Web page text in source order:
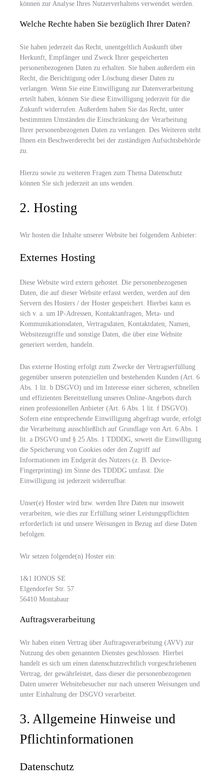
können zur Analyse Ihres Nutzerverhaltens verwendet werden.
Welche Rechte haben Sie bezüglich Ihrer Daten?
Sie haben jederzeit das Recht, unentgeltlich Auskunft über
Herkunft, Empfänger und Zweck Ihrer gespeicherten
personenbezogenen Daten zu erhalten. Sie haben außerdem ein
Recht, die Berichtigung oder Löschung dieser Daten zu
verlangen. Wenn Sie eine Einwilligung zur Datenverarbeitung
erteilt haben, können Sie diese Einwilligung jederzeit für die
Zukunft widerrufen. Außerdem haben Sie das Recht, unter
bestimmten Umständen die Einschränkung der Verarbeitung
Ihrer personenbezogenen Daten zu verlangen. Des Weiteren steht
Ihnen ein Beschwerderecht bei der zuständigen Aufsichtsbehörde
zu.
Hierzu sowie zu weiteren Fragen zum Thema Datenschutz
können Sie sich jederzeit an uns wenden.
2. Hosting
Wir hosten die Inhalte unserer Website bei folgendem Anbieter:
Externes Hosting
Diese Website wird extern gehostet. Die personenbezogenen
Daten, die auf dieser Website erfasst werden, werden auf den
Servern des Hosters / der Hoster gespeichert. Hierbei kann es
sich v. a. um IP-Adressen, Kontaktanfragen, Meta- und
Kommunikationsdaten, Vertragsdaten, Kontaktdaten, Namen,
Websitezugriffe und sonstige Daten, die über eine Website
generiert werden, handeln.
Das externe Hosting erfolgt zum Zwecke der Vertragserfüllung
gegenüber unseren potenziellen und bestehenden Kunden (Art. 6
Abs. 1 lit. b DSGVO) und im Interesse einer sicheren, schnellen
und effizienten Bereitstellung unseres Online-Angebots durch
einen professionellen Anbieter (Art. 6 Abs. 1 lit. f DSGVO).
Sofern eine entsprechende Einwilligung abgefragt wurde, erfolgt
die Verarbeitung ausschließlich auf Grundlage von Art. 6 Abs. 1
lit. a DSGVO und § 25 Abs. 1 TDDDG, soweit die Einwilligung
die Speicherung von Cookies oder den Zugriff auf
Informationen im Endgerät des Nutzers (z. B. Device-
Fingerprinting) im Sinne des TDDDG umfasst. Die
Einwilligung ist jederzeit widerrufbar.
Unser(e) Hoster wird bzw. werden Ihre Daten nur insoweit
verarbeiten, wie dies zur Erfüllung seiner Leistungspflichten
erforderlich ist und unsere Weisungen in Bezug auf diese Daten
befolgen.
Wir setzen folgende(n) Hoster ein:
1&1 IONOS SE
Elgendorfer Str. 57
56410 Montabaur
Auftragsverarbeitung
Wir haben einen Vertrag über Auftragsverarbeitung (AVV) zur
Nutzung des oben genannten Dienstes geschlossen. Hierbei
handelt es sich um einen datenschutzrechtlich vorgeschriebenen
Vertrag, der gewährleistet, dass dieser die personenbezogenen
Daten unserer Websitebesucher nur nach unseren Weisungen und
unter Einhaltung der DSGVO verarbeitet.
3. Allgemeine Hinweise und
Pflicht­informationen
Datenschutz